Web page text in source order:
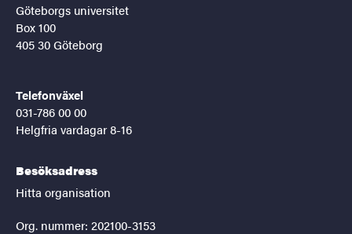
Göteborgs universitet
Box 100
405 30 Göteborg
Telefonväxel
031-786 00 00
Helgfria vardagar 8-16
Besöksadress
Hitta organisation
Org. nummer: 202100-3153